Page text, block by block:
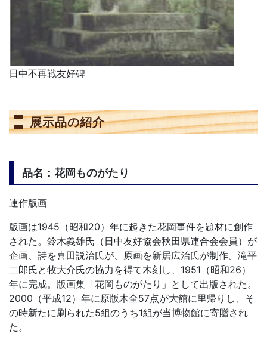
日中不再戦友好碑
展示品の紹介
品名：花岡ものがたり
連作版画
版画は1945（昭和20）年に起きた花岡事件を題材に創作
された。鈴木義雄氏（日中友好協会秋田県連合会会員）が
企画、詩を喜田説治氏が、原画を新居広治氏が制作。滝平
二郎氏と牧大介氏の協力を得て木刻し、1951（昭和26）
年に完成。版画集「花岡ものがたり」として出版された。
2000（平成12）年に原版木全57点が大館に里帰りし、そ
の時新たに刷られた5組のうち1組が当博物館に寄贈され
た。